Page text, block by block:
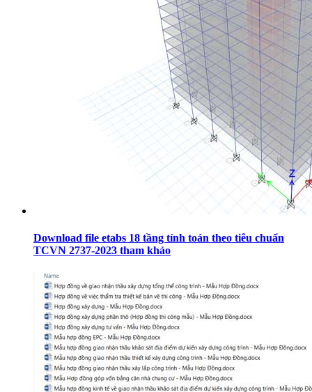
Download file etabs 18 tầng tính toán theo tiêu chuẩn
TCVN 2737-2023 tham khảo